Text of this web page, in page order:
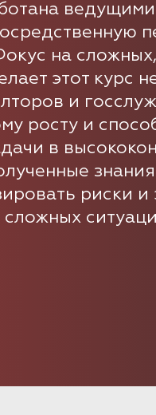
на
этот курс
и
росту и
в
риски